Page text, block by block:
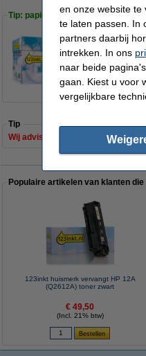
Tip: papier meebestellen
123inkt
€ 33,50
Tip
Wij adviseren u deze toner (het
Populaire artikelen van klanten
123inkt huismerk vervangt HP 12A
(Q2612A) toner zwart
€ 49,50
(Incl. 21% btw)
en onze website te
te laten passen. In
partners daarbij
intrekken. In ons
naar beide
gaan. Kiest u voor
vergelijkbare